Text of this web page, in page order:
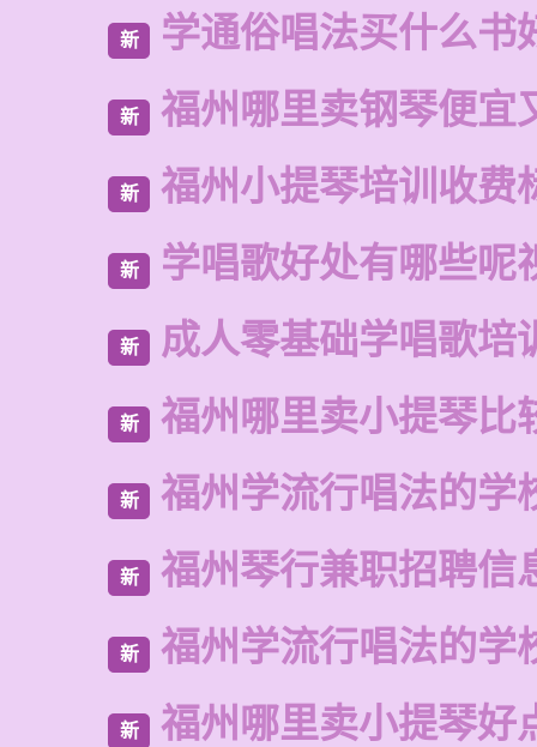
新 学通俗唱法买什么书
新 福州哪里卖钢琴便宜
新 福州小提琴培训收费
新 学唱歌好处有哪些呢
新 成人零基础学唱歌培
新 福州哪里卖小提琴比
新 福州学流行唱法的学
新 福州琴行兼职招聘信
新 福州学流行唱法的学
新 福州哪里卖小提琴好